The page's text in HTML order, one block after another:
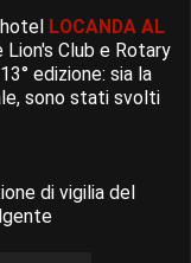
LOCANDA AL
Lion's Club e Rotary
edizione: sia la
sono stati svolti
di vigilia del